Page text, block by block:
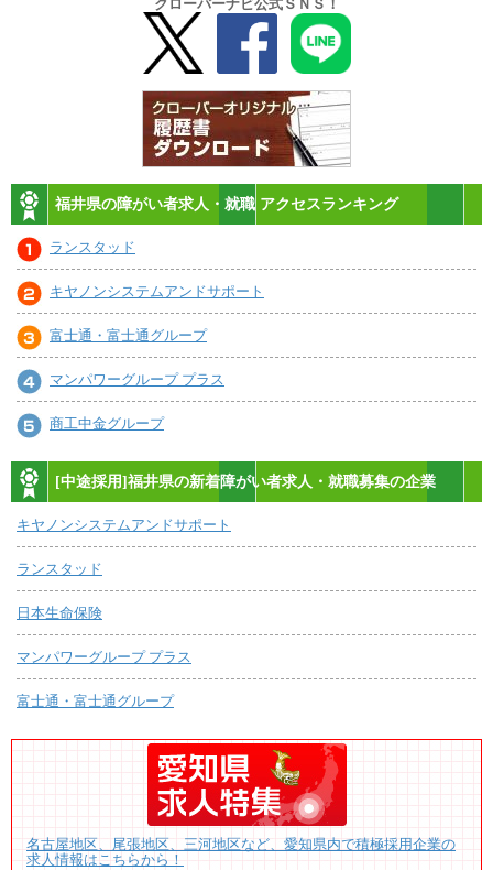
クローバーナビ公式ＳＮＳ！
福井県の障がい者求人・就職 アクセスランキング
ランスタッド
キヤノンシステムアンドサポート
富士通・富士通グループ
マンパワーグループ プラス
商工中金グループ
[中途採用]福井県の新着障がい者求人・就職募集の企業
キヤノンシステムアンドサポート
ランスタッド
日本生命保険
マンパワーグループ プラス
富士通・富士通グループ
名古屋地区、尾張地区、三河地区など、愛知県内で積極採用企業の
求人情報はこちらから！